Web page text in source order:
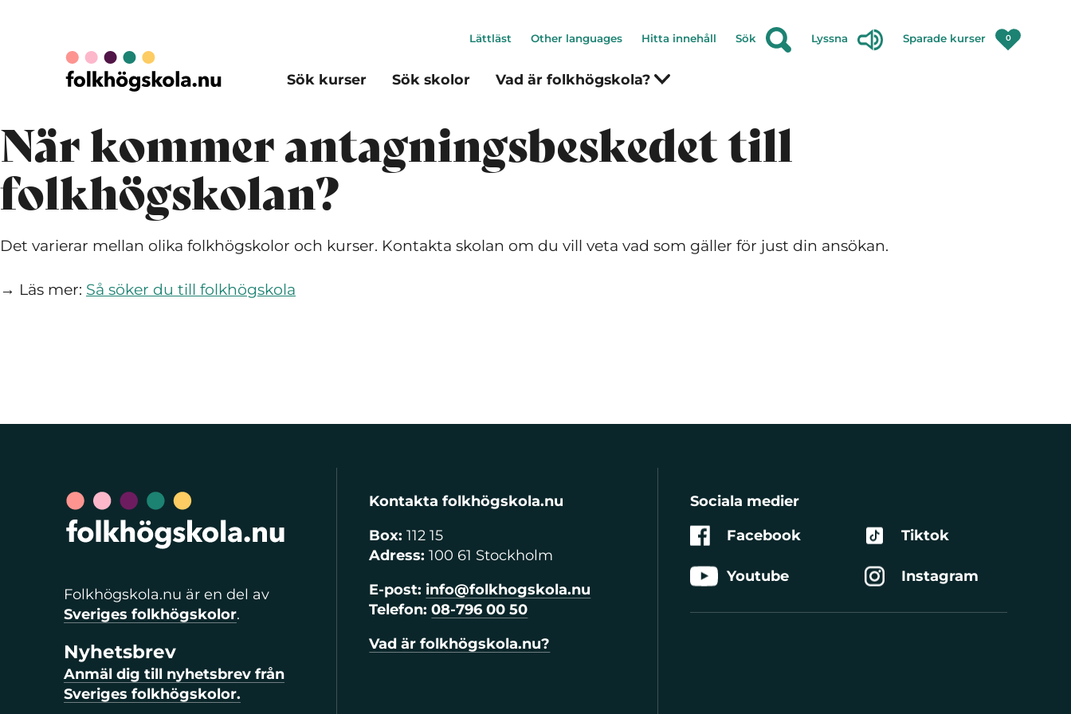
Sök kurser Sök skolor Vad är folkhögskola?
Lättläst Other languages Hitta innehåll Sök Lyssna Sparade kurser 0
När kommer antagningsbeskedet till
folkhögskolan?
Det varierar mellan olika folkhögskolor och kurser. Kontakta skolan om du vill veta vad som gäller för just din ansökan.
→ Läs mer: Så söker du till folkhögskola
Folkhögskola.nu är en del av
Sveriges folkhögskolor.
Nyhetsbrev
Anmäl dig till nyhetsbrev från
Sveriges folkhögskolor.
Kontakta folkhögskola.nu
Box:112 15
Adress: 100 61 Stockholm
E-post: info@folkhogskola.nu
Telefon: 08-796 00 50
Vad är folkhögskola.nu?
Sociala medier
Facebook
Youtube
Tiktok
Instagram